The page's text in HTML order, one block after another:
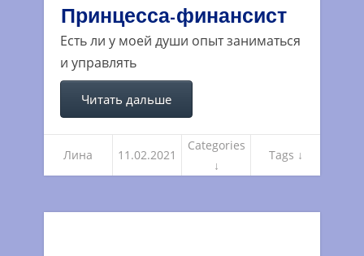
Принцесса-финансист
Есть ли у моей души опыт заниматься
и управлять
Читать дальше
Лина 11.02.2021
Categories
↓
Tags ↓